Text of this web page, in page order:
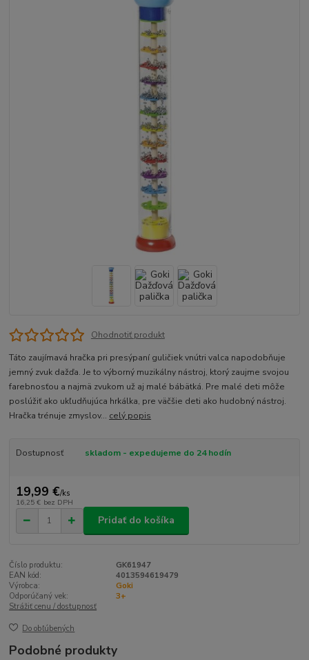
Ohodnotiť produkt
Táto zaujímavá hračka pri presýpaní guličiek vnútri valca napodobňuje
jemný zvuk dažďa. Je to výborný muzikálny nástroj, ktorý zaujme svojou
farebnosťou a najmä zvukom už aj malé bábätká. Pre malé deti môže
poslúžiť ako ukľudňujúca hrkálka, pre väčšie deti ako hudobný nástroj.
Hračka trénuje zmyslov... celý popis
Dostupnosť skladom - expedujeme do 24 hodín
19,99 €/ks
16,25 € bez DPH
Pridať do košíka
Číslo produktu:
GK61947
EAN kód:
4013594619479
Výrobca:
Goki
Odporúčaný vek:
3+
Strážiť cenu / dostupnosť
Do obľúbených
Podobné produkty